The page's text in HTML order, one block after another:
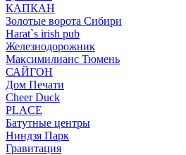
КАПКАН
Золотые ворота Сибири
Harat`s irish pub
Железнодорожник
Максимилианс Тюмень
САЙГОН
Дом Печати
Cheer Duck
PLACE
Батутные центры
Ниндзя Парк
Гравитация